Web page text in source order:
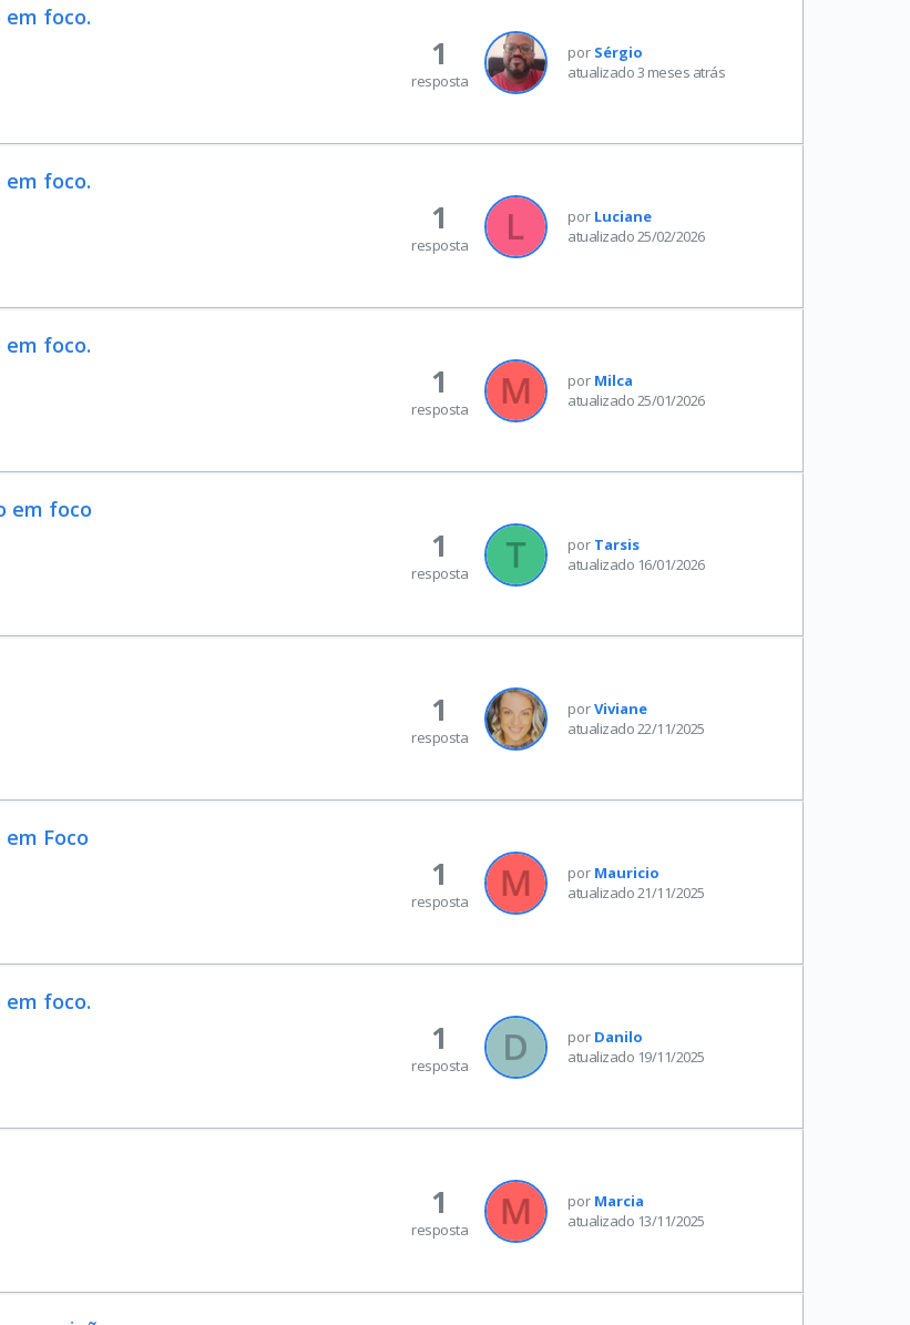
foco.
por Sérgio
atualizado 3 meses atrás
1
resposta
foco.
por Luciane
atualizado 25/02/2026
1
resposta
foco.
por Milca
atualizado 25/01/2026
1
resposta
em foco
por Tarsis
atualizado 16/01/2026
1
resposta
porViviane
atualizado 22/11/2025
1
resposta
Foco
por Mauricio
atualizado 21/11/2025
1
resposta
foco.
por Danilo
atualizado 19/11/2025
1
resposta
por Marcia
atualizado 13/11/2025
1
resposta